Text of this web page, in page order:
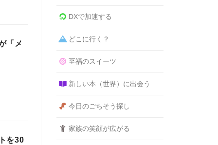
「メ
を30
DXで加速する
どこに行く？
至福のスイーツ
新しい本（世界）に出会う
今日のごちそう探し
家族の笑顔が広がる